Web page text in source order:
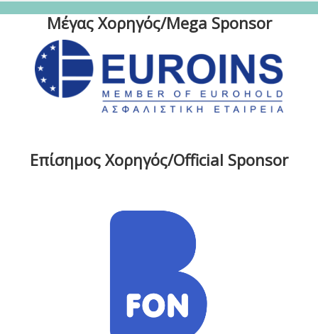
Μέγας Χορηγός/Mega Sponsor
Επίσημος Χορηγός/Official Sponsor